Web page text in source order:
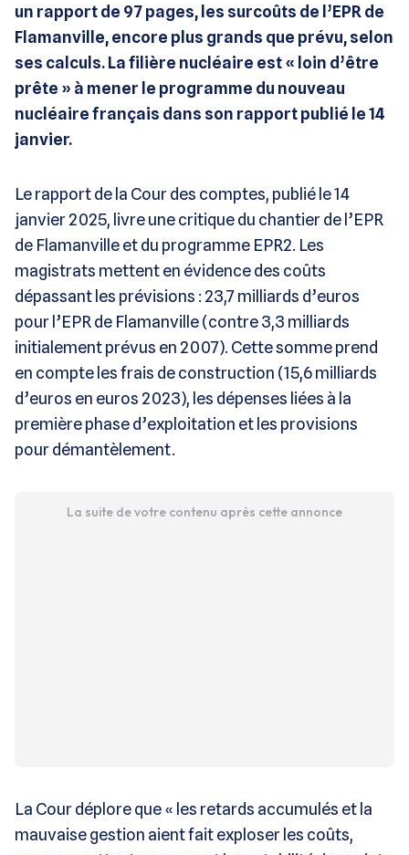
un rapport de 97 pages, les surcoûts de l’EPR de
Flamanville, encore plus grands que prévu, selon
ses calculs. La filière nucléaire est « loin d’être
prête » à mener le programme du nouveau
nucléaire français dans son rapport publié le 14
janvier.
Le rapport de la Cour des comptes, publié le 14
janvier 2025, livre une critique du chantier de l’EPR
de Flamanville et du programme EPR2. Les
magistrats mettent en évidence des coûts
dépassant les prévisions : 23,7 milliards d’euros
pour l’EPR de Flamanville (contre 3,3 milliards
initialement prévus en 2007). Cette somme prend
en compte les frais de construction (15,6 milliards
d’euros en euros 2023), les dépenses liées à la
première phase d’exploitation et les provisions
pour démantèlement​​​.
La suite de votre contenu après cette annonce
La Cour déplore que « les retards accumulés et la
mauvaise gestion aient fait exploser les coûts,